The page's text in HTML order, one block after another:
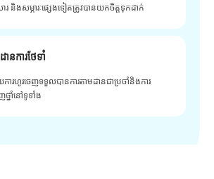
និងសម្ភារៈផ្សេងទៀតត្រូវបានយកចិត្តទុកដាក់
ានការថែទាំ
ារ​ហូរ​ចេញ​ទទួល​បាន​ការ​តាមដាន​ជា​ប្រចាំ​និង​ការ​
នាំ​នៅ​ទូទាំង​